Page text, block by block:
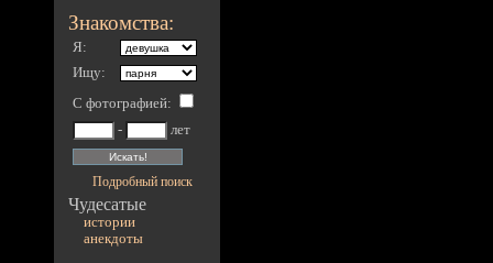
Знакомства:
Я:
Ищу:
С фотографией:
-
лет
Подробный поиск
Чудесатые
истории
анекдоты